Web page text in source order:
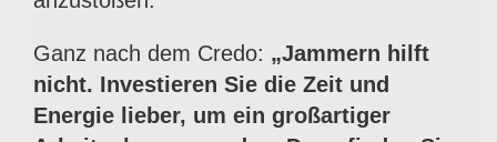
Ganz nach dem Credo: „Jammern hilft
nicht. Investieren Sie die Zeit und
Energie lieber, um ein großartiger